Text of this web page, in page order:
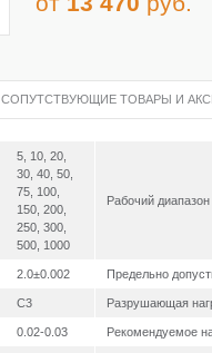
СОПУТСТВУЮЩИЕ ТОВАРЫ И
5, 10, 20,
30, 40, 50,
75, 100,
150, 200,
250, 300,
500, 1000
Рабочий
2.0±0.002 Предельно
C3 Разрушающая
0.02-0.03 Рекомендуемое